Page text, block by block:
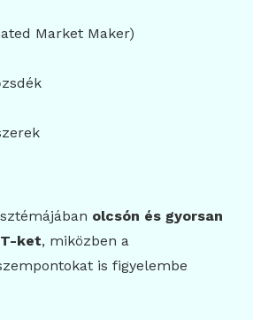
Market Maker)
olcsón és gyorsan
ket, miközben a
is figyelembe